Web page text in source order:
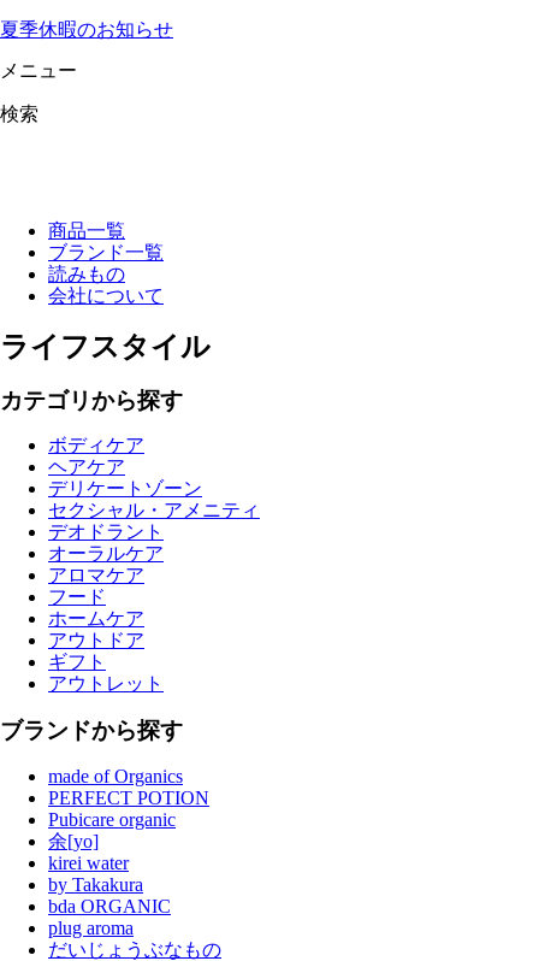
夏季休暇のお知らせ
メニュー
検索
商品一覧
ブランド一覧
読みもの
会社について
ライフスタイル
カテゴリから探す
ボディケア
ヘアケア
デリケートゾーン
セクシャル・アメニティ
デオドラント
オーラルケア
アロマケア
フード
ホームケア
アウトドア
ギフト
アウトレット
ブランドから探す
made of Organics
PERFECT POTION
Pubicare organic
余[yo]
kirei water
by Takakura
bda ORGANIC
plug aroma
だいじょうぶなもの